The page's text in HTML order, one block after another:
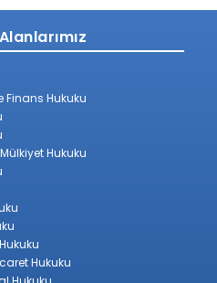
Finans Hukuku
Hukuku
Hukuku